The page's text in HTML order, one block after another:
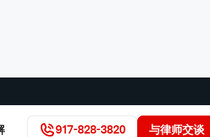
917-828-3820
与律师交谈